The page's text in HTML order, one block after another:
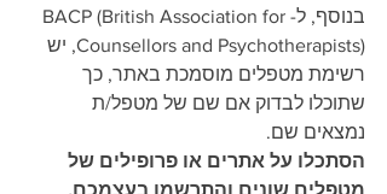
בנוסף, ל-BACP (British Association for
Counsellors and Psychotherapists), יש
רשימת מטפלים מוסמכת באתר, כך
שתוכלו לבדוק אם שם של מטפל/ת
נמצאים שם.
הסתכלו על אתרים או פרופילים של
מטפלים שונים והתרשמו בעצמכם.